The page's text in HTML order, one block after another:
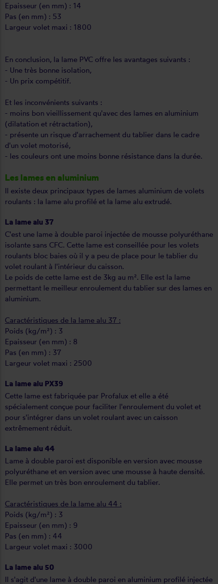
Epaisseur (en mm) : 14
Pas (en mm) : 53
Largeur volet maxi : 1800
En conclusion, la lame PVC offre les avantages suivants :
- Une très bonne isolation,
- Un prix compétitif.
Et les inconvénients suivants :
- moins bon vieillissement qu'avec des lames en aluminium
(dilatation et rétractation),
- présente un risque d'arrachement du tablier dans le cadre
d'un volet motorisé,
- les couleurs ont une moins bonne résistance dans la durée.
Les lames en aluminium
Il existe deux principaux types de lames aluminium de volets
roulants : la lame alu profilé et la lame alu extrudé.
La lame alu 37
C'est une lame à double paroi injectée de mousse polyuréthane
isolante sans CFC. Cette lame est conseillée pour les volets
roulants bloc baies où il y a peu de place pour le tablier du
volet roulant à l'intérieur du caisson.
Le poids de cette lame est de 3kg au m². Elle est la lame
permettant le meilleur enroulement du tablier sur des lames en
aluminium.
Caractéristiques de la lame alu 37 :
Poids (kg/m²) : 3
Epaisseur (en mm) : 8
Pas (en mm) : 37
Largeur volet maxi : 2500
La lame alu PX39
Cette lame est fabriquée par Profalux et elle a été
spécialement conçue pour faciliter l'enroulement du volet et
pour s'intégrer dans un volet roulant avec un caisson
extrêmement réduit.
La lame alu 44
Lame à double paroi est disponible en version avec mousse
polyuréthane et en version avec une mousse à haute densité.
Elle permet un très bon enroulement du tablier.
Caractéristiques de la lame alu 44 :
Poids (kg/m²) : 3
Epaisseur (en mm) : 9
Pas (en mm) : 44
Largeur volet maxi : 3000
La lame alu 50
Il s'agit d'une lame à double paroi en aluminium profilé injectée